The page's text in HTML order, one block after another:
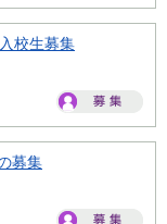
校生募集
募集